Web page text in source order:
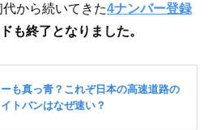
から続いてきた4ナンバー登録
も終了となりました。